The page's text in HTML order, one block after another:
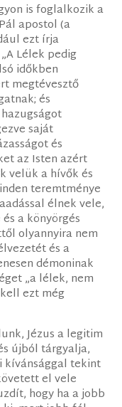
is foglalkozik a
apostol (a
ezt írja
Lélek pedig
időkben
megtévesztő
és
saját
és
az Isten azért
velük a hívők és
teremtménye
élnek vele,
a könyörgés
olyannyira nem
és a
démoninak
„a lélek, nem
ezt még
Jézus a legitim
újból tárgyalja,
kívánsággal tekint
el vele
hogy ha a jobb